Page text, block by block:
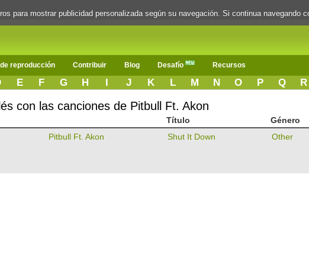
reproducción Contribuir Blog Desafío Recursos
E F G H I J K L M N O P Q R
con las canciones de Pitbull Ft. Akon
Título Género
Pitbull Ft. Akon
Shut It Down Other
para mostrar publicidad personalizada según su navegación. Si continua navegando